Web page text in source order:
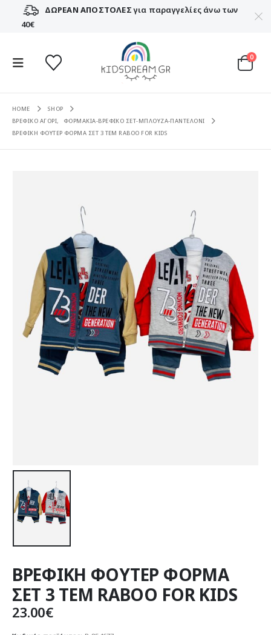
ΔΩΡΕΑΝ ΑΠΟΣΤΟΛΕΣγια παραγγελίες άνω των
40€
0
HOME
SHOP
ΒΡΕΦΙΚΟ ΑΓΟΡΙ,
ΦΟΡΜΑΚΙΑ-ΒΡΕΦΙΚΟ ΣΕΤ-ΜΠΛΟΥΖΑ-ΠΑΝΤΕΛΟΝΙ
ΒΡΕΦΙΚΗ ΦΟΥΤΕΡ ΦΟΡΜΑ ΣΕΤ 3 ΤΕΜ RABOO FOR KIDS
ΒΡΕΦΙΚΗ ΦΟΥΤΕΡ ΦΟΡΜΑ
ΣΕΤ 3 ΤΕΜ RABOO FOR KIDS
23.00€